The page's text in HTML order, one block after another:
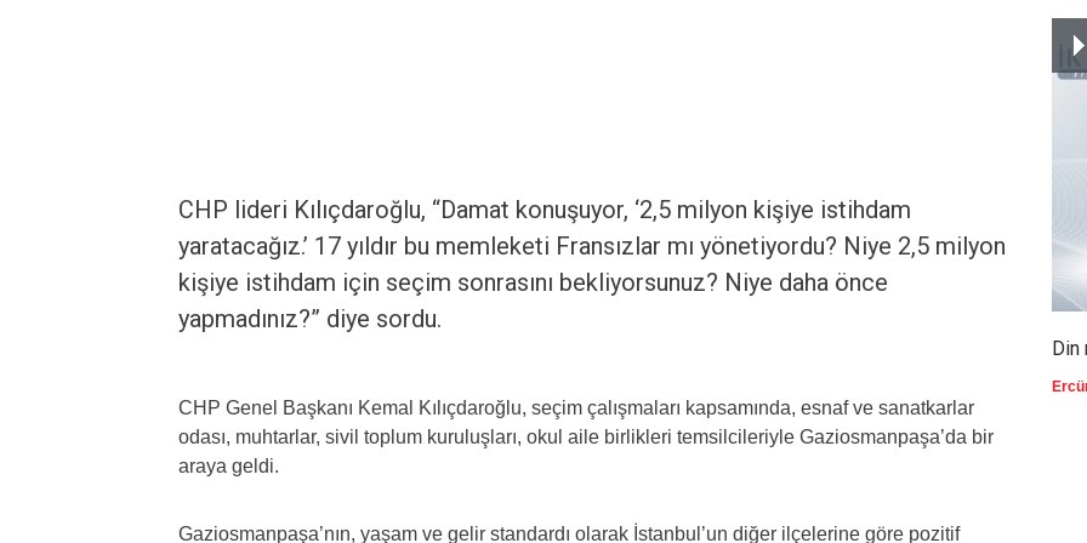
CHP lideri Kılıçdaroğlu, “Damat konuşuyor, ‘2,5 milyon kişiye istihdam
yaratacağız.’ 17 yıldır bu memleketi Fransızlar mı yönetiyordu? Niye 2,5 milyon
kişiye istihdam için seçim sonrasını bekliyorsunuz? Niye daha önce
yapmadınız?” diye sordu.
CHP Genel Başkanı Kemal Kılıçdaroğlu, seçim çalışmaları kapsamında, esnaf ve sanatkarlar
odası, muhtarlar, sivil toplum kuruluşları, okul aile birlikleri temsilcileriyle Gaziosmanpaşa’da bir
araya geldi.
Gaziosmanpaşa’nın, yaşam ve gelir standardı olarak İstanbul’un diğer ilçelerine göre pozitif
Din